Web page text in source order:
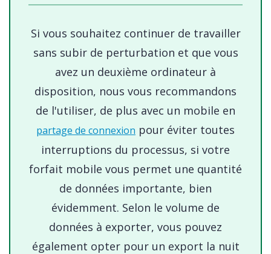
Si vous souhaitez continuer de travailler
sans subir de perturbation et que vous
avez un deuxième ordinateur à
disposition, nous vous recommandons
de l'utiliser, de plus avec un mobile en
partage de connexion pour éviter toutes
interruptions du processus, si votre
forfait mobile vous permet une quantité
de données importante, bien
évidemment. Selon le volume de
données à exporter, vous pouvez
également opter pour un export la nuit